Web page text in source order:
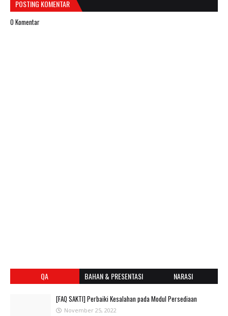
POSTING KOMENTAR
0 Komentar
QA BAHAN & PRESENTASI NARASI
[FAQ SAKTI] Perbaiki Kesalahan pada Modul Persediaan
November 25, 2022